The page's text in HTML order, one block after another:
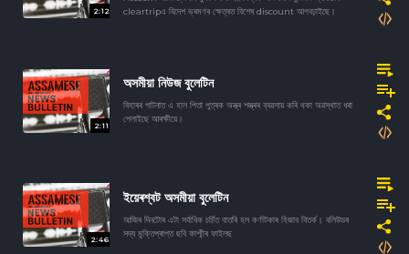
2:12
cleartripএ বিদেশ ভ্ৰমণৰ ক্ষেত্ৰত বিশেষ discount আগবঢ়াইছে।
2:11
অসমীয়া নিউজ বুলেটিন
বিহাৰৰ পাটনাত এ হাল পিতা পুত্ৰক অস্ত্ৰ শস্ত্ৰৰ ব্যৱসায় কৰি থকা অৱস্থাত ধৰা
পেলাইছে আৰক্ষীয়ে।
2:46
ইয়েৰশ্বট অসমীয়া বুলেটিন
আজিৰ দিনটোৰ এটা সৰ্বাধিক চৰ্চিত বাতৰি হল কৰ্ণাটকাৰ হিজাব বিতৰ্ক। বলিউডৰ
সদ্য মুক্তিপ্ৰাপ্ত ছবি কাশ্মীৰ ফাইলছ